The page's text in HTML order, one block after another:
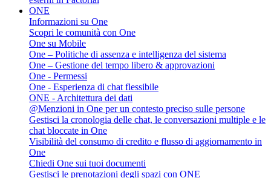
ONE
Informazioni su One
Scopri le comunità con One
One su Mobile
One – Politiche di assenza e intelligenza del sistema
One – Gestione del tempo libero & approvazioni
One - Permessi
One - Esperienza di chat flessibile
ONE - Architettura dei dati
@Menzioni in One per un contesto preciso sulle persone
Gestisci la cronologia delle chat, le conversazioni multiple e le
chat bloccate in One
Visibilità del consumo di credito e flusso di aggiornamento in
One
Chiedi One sui tuoi documenti
Gestisci le prenotazioni degli spazi con ONE